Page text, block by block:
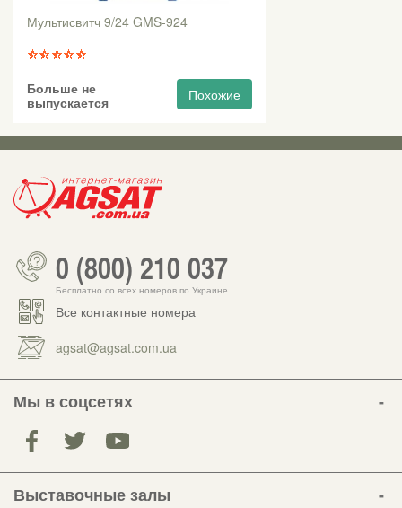
Мультисвитч 9/24 GMS-924
Больше не
выпускается
Похожие
0 (800) 210 037
Бесплатно со всех номеров по Украине
Все контактные номера
agsat@agsat.com.ua
Мы в соцсетях
Выставочные залы